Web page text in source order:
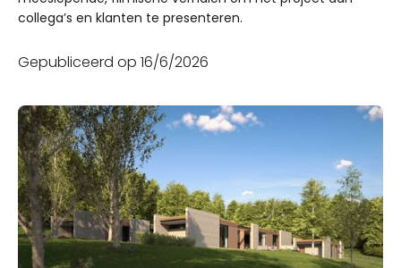
collega’s en klanten te presenteren.
Gepubliceerd op 16/6/2026